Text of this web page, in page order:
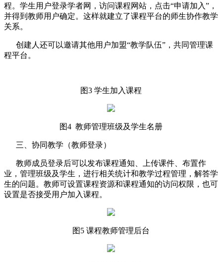
程。学生用户登录学者网，访问课程网站，点击“申请加入”，
并得到教师用户确定。这样就建立了课程平台的师生协作教学
关系。
创建人还可以邀请其他用户加盟“教学队伍”，共同管理课
程平台。
图3 学生加入课程
图4 教师管理班级及学生名册
三、协同教学（教师登录）
教师成员登录后可以发布课程通知、上传课件、布置作
业，管理班级及学生，进行相关统计和教学过程管理，解答学
生的问题。教师可设置课程资源和课程通知的访问权限，也可
设置是否接受用户加入课程。
图5 课程教师管理后台